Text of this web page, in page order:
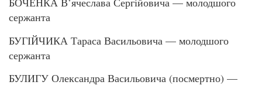
сержанта
БУГІЙЧИКА Тараса Васильовича — молодшого
сержанта
БУЛИГУ Олександра Васильовича (посмертно) —